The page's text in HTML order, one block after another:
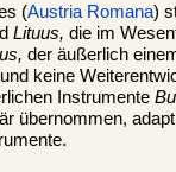
(Austria Romana)
Lituus, die im
der äußerlich
keine
Instrumente
übernommen,